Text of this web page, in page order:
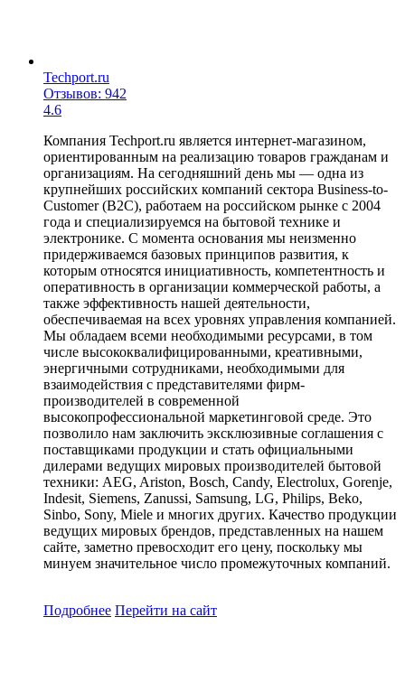
Techport.ru
Отзывов: 942
4.6
Компания Techport.ru является интернет-магазином,
ориентированным на реализацию товаров гражданам и
организациям. На сегодняшний день мы — одна из
крупнейших российских компаний сектора Business-to-
Customer (B2C), работаем на российском рынке с 2004
года и специализируемся на бытовой технике и
электронике. С момента основания мы неизменно
придерживаемся базовых принципов развития, к
которым относятся инициативность, компетентность и
оперативность в организации коммерческой работы, а
также эффективность нашей деятельности,
обеспечиваемая на всех уровнях управления компанией.
Мы обладаем всеми необходимыми ресурсами, в том
числе высококвалифицированными, креативными,
энергичными сотрудниками, необходимыми для
взаимодействия с представителями фирм-
производителей в современной
высокопрофессиональной маркетинговой среде. Это
позволило нам заключить эксклюзивные соглашения с
поставщиками продукции и стать официальными
дилерами ведущих мировых производителей бытовой
техники: AEG, Ariston, Bosch, Candy, Electrolux, Gorenje,
Indesit, Siemens, Zanussi, Samsung, LG, Philips, Beko,
Sinbo, Sony, Miele и многих других. Качество продукции
ведущих мировых брендов, представленных на нашем
сайте, заметно превосходит его цену, поскольку мы
минуем значительное число промежуточных компаний.
Подробнее Перейти на сайт